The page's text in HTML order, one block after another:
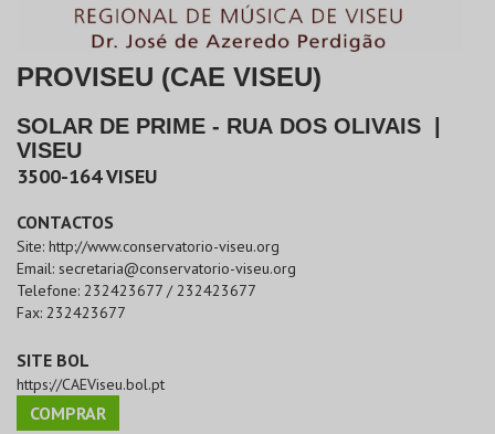
PROVISEU (CAE VISEU)
SOLAR DE PRIME - RUA DOS OLIVAIS
VISEU
3500-164VISEU
CONTACTOS
Site: http://www.conservatorio-viseu.org
Email: secretaria@conservatorio-viseu.org
Telefone: 232423677 / 232423677
Fax: 232423677
SITE BOL
https://CAEViseu.bol.pt
COMPRAR